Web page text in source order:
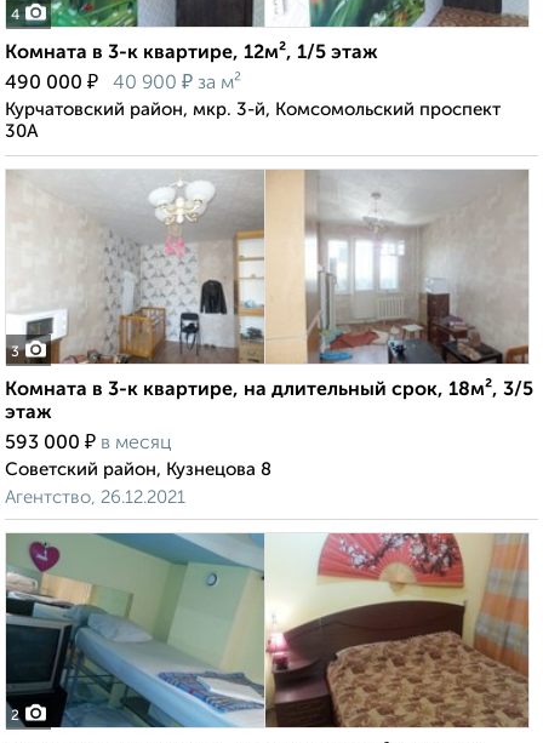
4
Комната в 3-к квартире, 12м², 1/5 этаж
490 000 ₽ 40 900 ₽ за м²
Курчатовский район, мкр. 3-й, Комсомольский проспект
30А
3
Комната в 3-к квартире, на длительный срок, 18м², 3/5
этаж
593 000 ₽ в месяц
Советский район, Кузнецова 8
Агентство, 26.12.2021
2